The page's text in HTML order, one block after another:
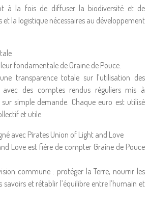
à la fois de diffuser la biodiversité et de
la logistique nécessaires au développement
fondamentale de Graine de Pouce.
transparence totale sur l’utilisation des
des comptes rendus réguliers mis à
simple demande. Chaque euro est utilisé
et utile.
avec Pirates Union of Light and Love
Love est fière de compter Graine de Pouce
commune : protéger la Terre, nourrir les
savoirs et rétablir l’équilibre entre l’humain et